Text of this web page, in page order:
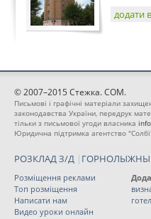
додати
© 2007–2015 Стежка. COM.
Письмові і графічні матеріали
законодавства України, передрук
тільки з письмової угоди власника
Юридична підтримка агентство
РОЗКЛАД З/Д |
Розміщення реклами
Топ розміщення
Написати нам
Видео уроки онлайн